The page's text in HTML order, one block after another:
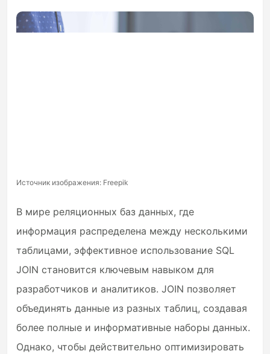
Источник изображения: Freepik
В мире реляционных баз данных, где
информация распределена между несколькими
таблицами, эффективное использование SQL
JOIN становится ключевым навыком для
разработчиков и аналитиков. JOIN позволяет
объединять данные из разных таблиц, создавая
более полные и информативные наборы данных.
Однако, чтобы действительно оптимизировать